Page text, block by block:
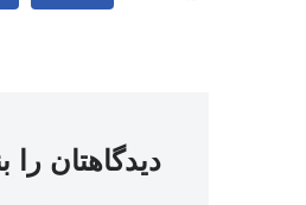
دیدگاهتان را